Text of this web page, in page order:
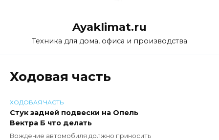
Ayaklimat.ru
Техника для дома, офиса и производства
Ходовая часть
ХОДОВАЯ ЧАСТЬ
Стук задней подвески на Опель
Вектра Б что делать
Вождение автомобиля должно приносить